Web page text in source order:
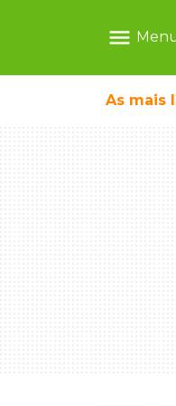
menu
As mais
não reconhece o